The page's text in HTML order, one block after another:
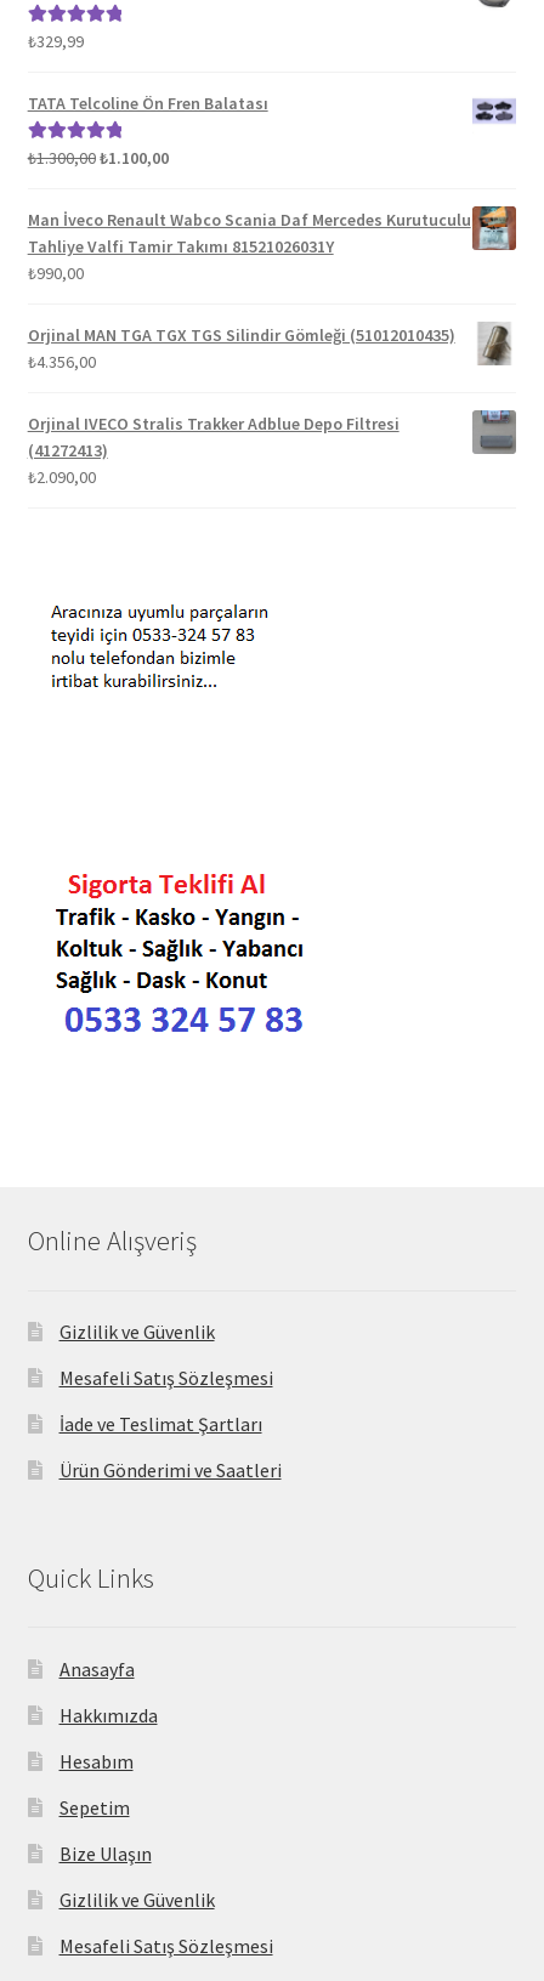
5 üzerinden
₺329,99
TATA Telcoline Ön Fren Balatası
5 üzerinden
₺1.300,00Orijinal
₺1.300,00.
₺1.100,00Şu
fiyat:
₺1.100,00.
Man İveco Renault Wabco Scania Daf Mercedes Kurutuculu
Tahliye Valfi Tamir Takımı 81521026031Y
₺990,00
Orjinal MAN TGA TGX TGS Silindir Gömleği (51012010435)
₺4.356,00
Orjinal IVECO Stralis Trakker Adblue Depo Filtresi
(41272413)
₺2.090,00
Online Alışveriş
Gizlilik ve Güvenlik
Mesafeli Satış Sözleşmesi
İade ve Teslimat Şartları
Ürün Gönderimi ve Saatleri
Quick Links
Anasayfa
Hakkımızda
Hesabım
Sepetim
Bize Ulaşın
Gizlilik ve Güvenlik
Mesafeli Satış Sözleşmesi